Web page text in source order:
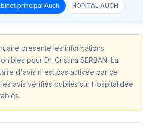
principal Auch HOPITAL AUCH
présente les informations
pour Dr. Cristina SERBAN. La
d'avis n'est pas activée par ce
avis vérifiés publiés sur Hospitalidée